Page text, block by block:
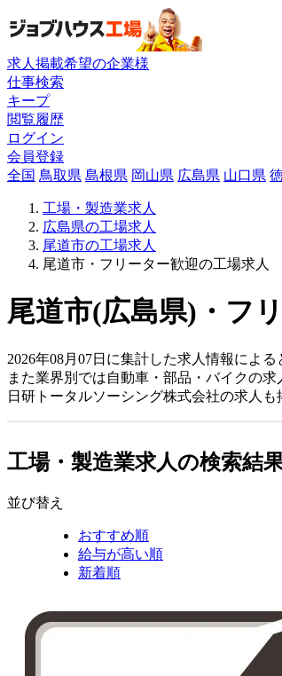
求人掲載希望の企業様
仕事検索
キープ
閲覧履歴
ログイン
会員登録
全国 鳥取県 島根県 岡山県 広島県 山口県
工場・製造業求人
広島県の工場求人
尾道市の工場求人
尾道市・フリーター歓迎の工場求人
尾道市(広島県)・フ
2026年08月07日に集計した求人情報によ
また業界別では自動車・部品・バイクの
日研トータルソーシング株式会社の求人
工場・製造業求人の検索結
並び替え
おすすめ順
給与が高い順
新着順